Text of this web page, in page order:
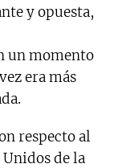
y opuesta,
un momento
era más
respecto al
de la